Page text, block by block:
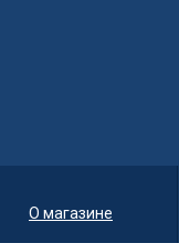
О магазине